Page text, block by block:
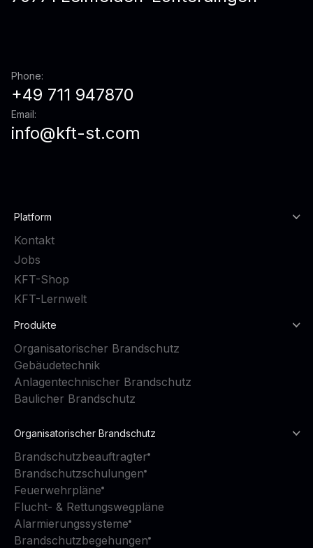
Phone:
+49 711 947870
Email:
info@kft-st.com
Platform
Kontakt
Jobs
KFT-Shop
KFT-Lernwelt
Produkte
Organisatorischer Brandschutz
Gebäudetechnik
Anlagentechnischer Brandschutz
Baulicher Brandschutz
Organisatorischer Brandschutz
Brandschutzbeauftragter
Brandschutzschulungen
Feuerwehrpläne
Flucht- & Rettungswegpläne
Alarmierungssysteme
Brandschutzbegehungen